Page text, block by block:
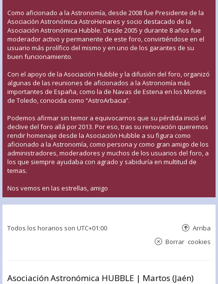
Como aficionado a la Astronomía, desde 2008 fue Presidente de la
Asociación Astronómica AstroHenares y socio destacado de la
Asociación Astronómica Hubble. Desde 2005 y durante 8 años fue
moderador activo y permanente de este foro, convirtiéndose en el
usuario más prolífico del mismo y en uno de los garantes de su
buen funcionamiento.
Con el apoyo de la Asociación Hubble y la difusión del foro, organizó
algunas de las reuniones de aficionados a la Astronomía más
importantes de España, como la de Navas de Estena en los Montes
de Toledo, conocida como “AstroArbacia”.
Podemos afirmar sin temor a equivocarnos que su pérdida inició el
declive del foro allá por 2013. Por eso, tras su renovación queremos
rendir homenaje desde la Asociación Hubble a su figura como
aficionado a la Astronomía, como persona y como gran amigo de los
administradores, moderadores y muchos de los usuarios del foro, a
los que siempre ayudaba con agrado y sabiduría en multitud de
temas.
Nos vemos en las estrellas, amigo
Todos los horarios son UTC+01:00 Arriba
Borrar cookies
Asociación Astronómica HUBBLE | Martos (Jaén)